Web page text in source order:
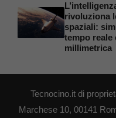
rivoluziona
spaziali:
tempo reale
millimetrica
Tecnocino.it di
Marchese 10, 00141